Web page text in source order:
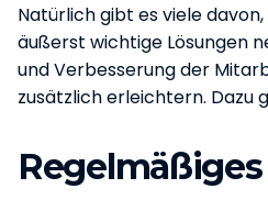
Natürlich gibt es viele
äußerst wichtige Lösungen
und Verbesserung der
zusätzlich erleichtern. Dazu